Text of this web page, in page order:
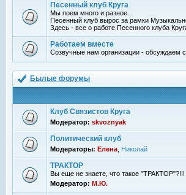
Песенный клуб Круга
Мы поем много и разное...
Песенный клуб вырос за рамки
Здесь - все о работе Песенного клуба
Работаем вместе
Созвучные нам организации - обсуждаем
Былые форумы
Клуб Связистов Круга
Модератор: skvoznyak
Политический клуб
Модераторы: Елена Николай
ТРАКТОР
Вы еще не знаете, что такое "ТРАКТОР"?!!!
Модератор: М.Ю.